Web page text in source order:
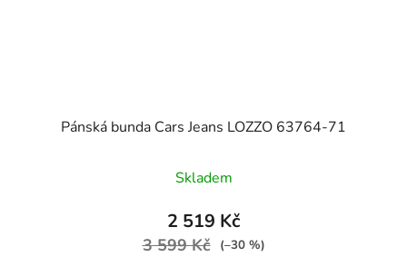
Pánská bunda Cars Jeans LOZZO 63764-71
Skladem
2 519 Kč
3 599 Kč (–30 %)